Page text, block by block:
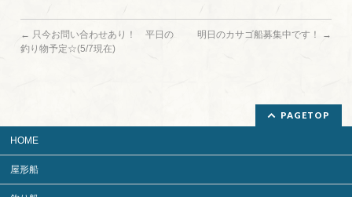
← 只今お問い合わせあり！ 平日の
釣り物予定☆(5/7現在)
明日のカサゴ船募集中です！ →
PAGETOP
HOME
屋形船